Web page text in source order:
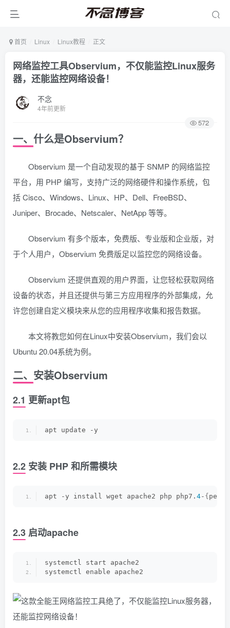
首页 Linux Linux教程 正文
网络监控工具Observium，不仅能监控Linux服务
器，还能监控网络设备！
不念
4年前更新
572
一、什么是Observium？
Observium 是一个自动发现的基于 SNMP 的网络监控
平台，用 PHP 编写，支持广泛的网络硬件和操作系统，包
括 Cisco、Windows、Linux、HP、Dell、FreeBSD、
Juniper、Brocade、Netscaler、NetApp 等等。
Observium 有多个版本，免费版、专业版和企业版，对
于个人用户，Observium 免费版足以监控您的网络设备。
Observium 还提供直观的用户界面，让您轻松获取网络
设备的状态，并且还提供与第三方应用程序的外部集成，允
许您创建自定义模块来从您的应用程序收集和报告数据。
本文将教您如何在Linux中安装Observium，我们会以
Ubuntu 20.04系统为例。
二、安装Observium
2.1 更新apt包
apt update -y
2.2 安装 PHP 和所需模块
apt -y install wget apache2 php php7. 4- {
2.3 启动apache
systemctl start apache2
systemctl enable apache2